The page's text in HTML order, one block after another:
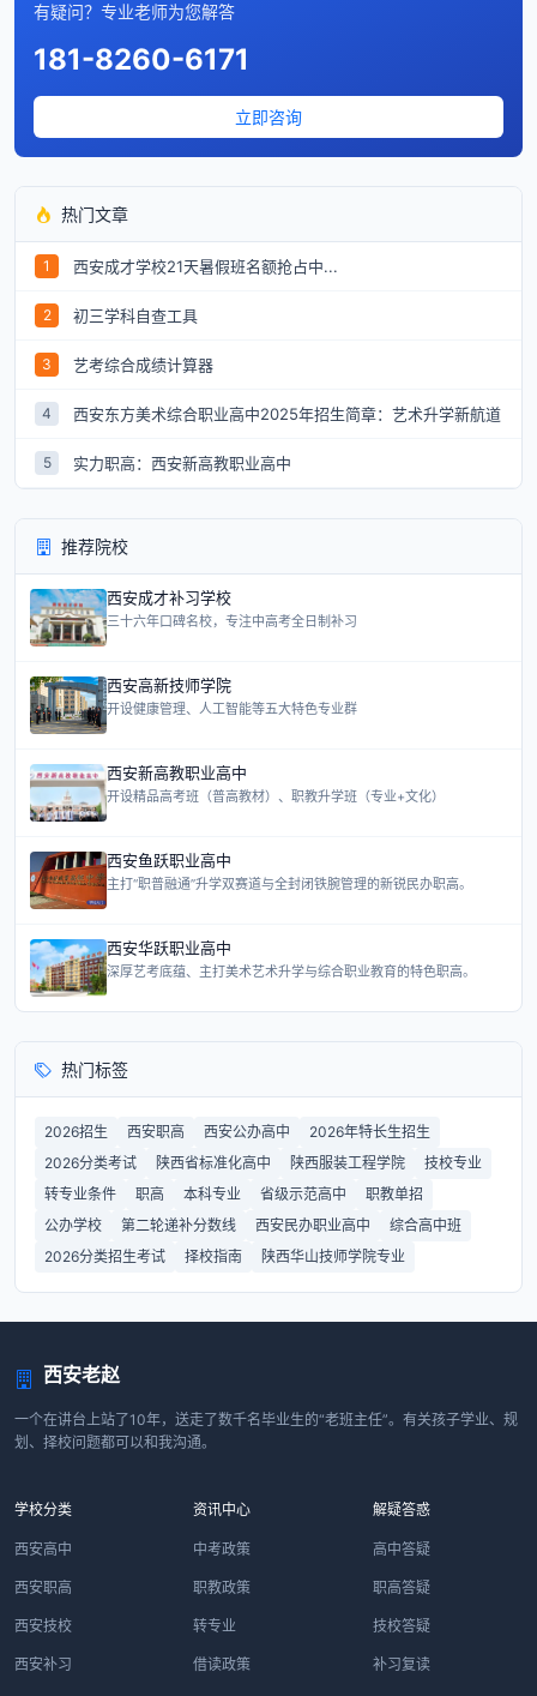
有疑问？专业老师为您解答
181-8260-6171
立即咨询
热门文章
1 西安成才学校21天暑假班名额抢占中...
2 初三学科自查工具
3 艺考综合成绩计算器
4 西安东方美术综合职业高中2025年招生简章：艺术升学新航道
5 实力职高：西安新高教职业高中
推荐院校
西安成才补习学校
三十六年口碑名校，专注中高考全日制补习
西安高新技师学院
开设健康管理、人工智能等五大特色专业群
西安新高教职业高中
开设精品高考班（普高教材）、职教升学班（专业+文化）
西安鱼跃职业高中
主打“职普融通”升学双赛道与全封闭铁腕管理的新锐民办职高。
西安华跃职业高中
深厚艺考底蕴、主打美术艺术升学与综合职业教育的特色职高。
热门标签
2026招生 西安职高 西安公办高中
2026年特长生招生
2026分类考试
陕西省标准化高中 陕西服装工程学院
技校专业
转专业条件
职高 本科专业 省级示范高中
职教单招
公办学校
第二轮递补分数线 西安民办职业高中
综合高中班
2026分类招生考试
择校指南 陕西华山技师学院专业
西安老赵
一个在讲台上站了10年，送走了数千名毕业生的“老班主任”。有关孩子学业、规
划、择校问题都可以和我沟通。
学校分类
西安高中
西安职高
西安技校
西安补习
资讯中心
中考政策
职教政策
转专业
借读政策
解疑答惑
高中答疑
职高答疑
技校答疑
补习复读